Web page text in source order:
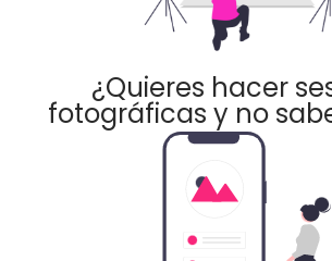
¿Quieres hacer
fotográficas y no